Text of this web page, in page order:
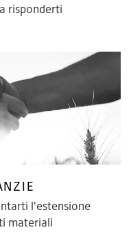
risponderti
l'estensione
materiali